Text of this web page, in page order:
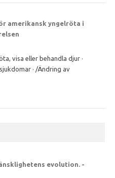
amerikansk yngelröta i
visa eller behandla djur ·
· /Ändring av
evolution. -